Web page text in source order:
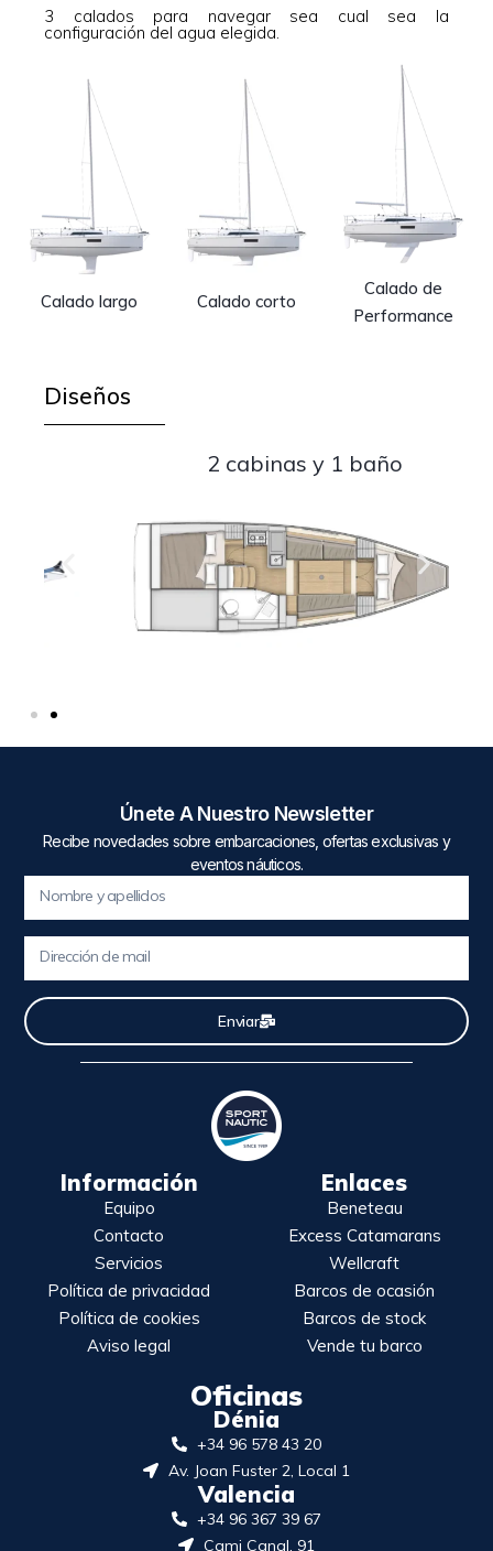
3 calados para navegar sea cual sea la
configuración del agua elegida.
Calado largo Calado corto
Calado de
Performance
Diseños
2 cabinas y 1 baño
Únete A Nuestro Newsletter
Recibe novedades sobre embarcaciones, ofertas exclusivas y
eventos náuticos.
Enviar
Información
Equipo
Contacto
Servicios
Política de privacidad
Política de cookies
Aviso legal
Enlaces
Beneteau
Excess Catamarans
Wellcraft
Barcos de ocasión
Barcos de stock
Vende tu barco
Oficinas
Dénia
+34 96 578 43 20
Av. Joan Fuster 2, Local 1
Valencia
+34 96 367 39 67
Cami Canal, 91